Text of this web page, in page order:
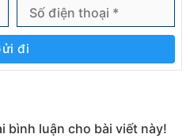
đi
bình luận cho bài viết này!